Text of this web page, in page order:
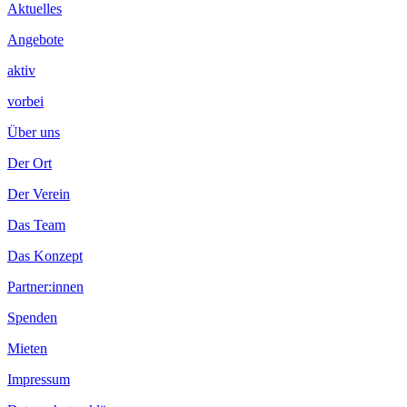
Inhalt
Aktuelles
Angebote
aktiv
vorbei
Über uns
Der Ort
Der Verein
Das Team
Das Konzept
Partner:innen
Spenden
Mieten
Impressum